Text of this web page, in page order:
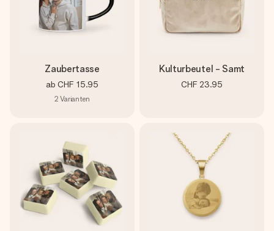
Zaubertasse
ab CHF 15.95
2 Varianten
Kulturbeutel - Samt
CHF 23.95